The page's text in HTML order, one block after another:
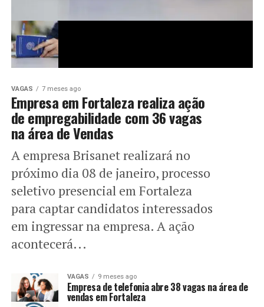
VAGAS 7 meses ago
Empresa em Fortaleza realiza ação
de empregabilidade com 36 vagas
na área de Vendas
A empresa Brisanet realizará no
próximo dia 08 de janeiro, processo
seletivo presencial em Fortaleza
para captar candidatos interessados
em ingressar na empresa. A ação
acontecerá...
VAGAS 9 meses ago
Empresa de telefonia abre 38 vagas na área de
vendas em Fortaleza